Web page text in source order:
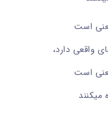
است
واقعی دارد،
است
میکنند